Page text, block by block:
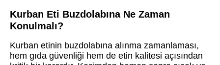
Kurban Eti Buzdolabına Ne Zaman
Konulmalı?
Kurban etinin buzdolabına alınma zamanlaması,
hem gıda güvenliği hem de etin kalitesi açısından